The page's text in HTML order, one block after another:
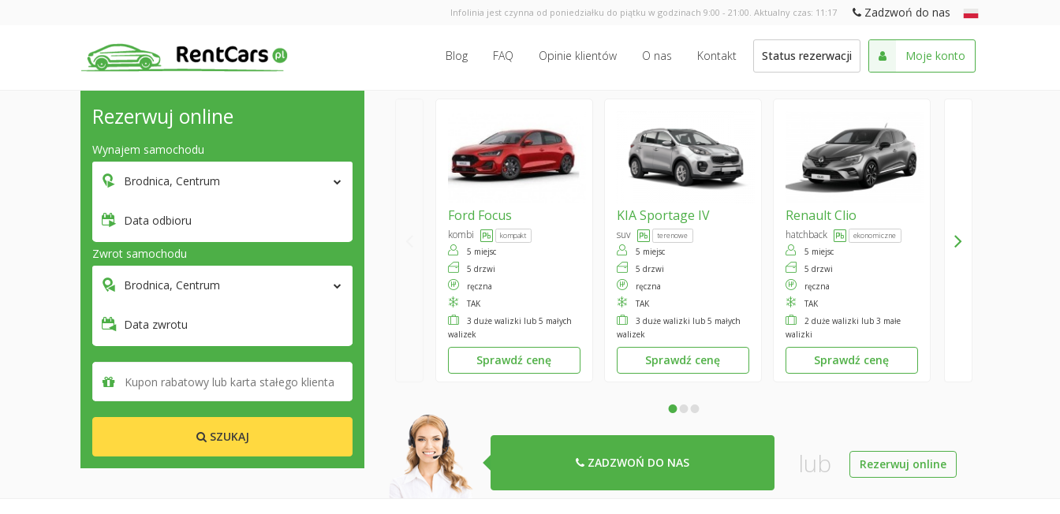
Infolinia jest czynna od poniedziałku do piątku w godzinach 9:00 - 21:00. Aktualny czas: 11:17 Zadzwoń do nas
Blog FAQ Opinie klientów O nas Kontakt Status rezerwacji Moje konto
Rezerwuj online
Wynajem samochodu
Brodnica, Centrum
Data odbioru
Zwrot samochodu
Brodnica, Centrum
Data zwrotu
SZUKAJ
Ford Focus
kombi kompakt
5 miejsc
5 drzwi
ręczna
TAK
3 duże walizki lub 5 małych
walizek
Sprawdź cenę
KIASportage IV
suv terenowe
5 miejsc
5 drzwi
ręczna
TAK
3 duże walizki lub 5 małych
walizek
Sprawdź cenę
RenaultClio
hatchback ekonomiczne
5 miejsc
5 drzwi
ręczna
TAK
2 duże walizki lub 3 małe
walizki
Sprawdź cenę
•••
ZADZWOŃ DO NAS lub Rezerwuj online